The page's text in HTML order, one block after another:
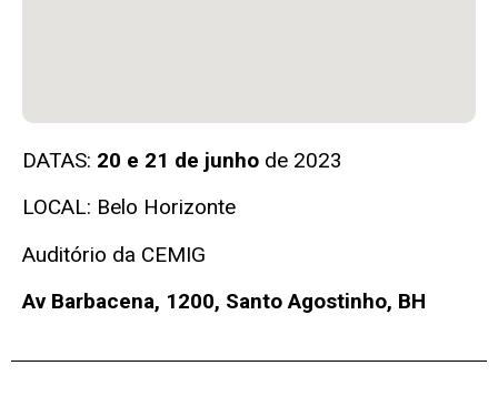
DATAS: 20 e 21 de junho de 2023
LOCAL: Belo Horizonte
Auditório da CEMIG
Av Barbacena, 1200, Santo Agostinho, BH